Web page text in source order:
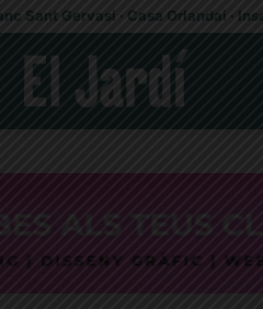
Sant Gervasi · Casa Orlandai ·